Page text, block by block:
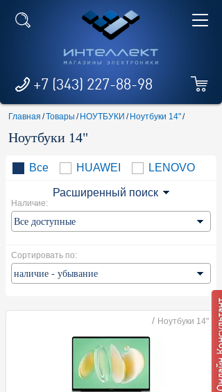
+7 (343) 227-88-98
Главная /Товары / НОУТБУКИ / Ноутбуки 14"/
Ноутбуки 14"
Все HUAWEI LENOVO
Расширенный поиск
Наличие:
Сортировать по:
/ Ноутбуки 14"